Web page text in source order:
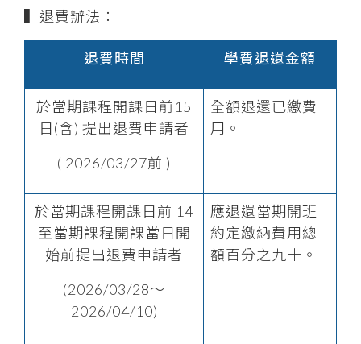
▍退費辦法：
退費時間 學費退還金額
於當期課程開課日前15
日(含) 提出退費申請者
( 2026/03/27前 )
全額退還已繳費
用。
於當期課程開課日前 14
至當期課程開課當日開
始前提出退費申請者
(2026/03/28～
2026/04/10)
應退還當期開班
約定繳納費用總
額百分之九十。